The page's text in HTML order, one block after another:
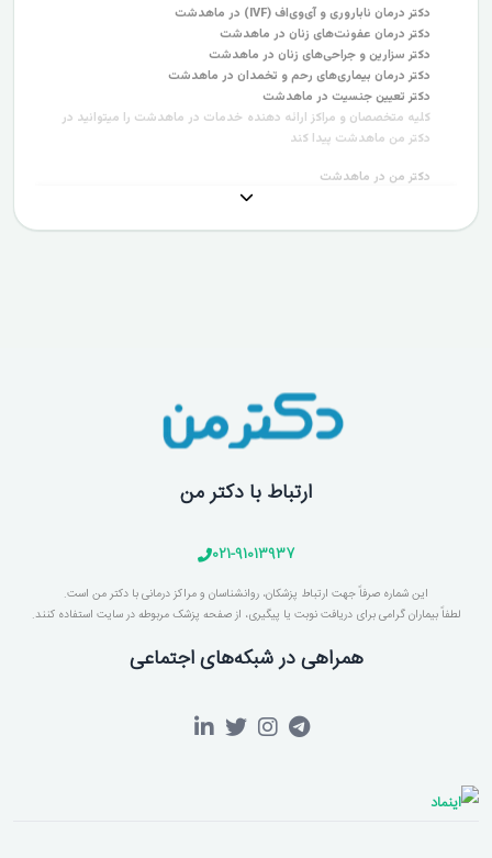
دکتر درمان ناباروری و آی‌وی‌اف (IVF) در ماهدشت
دکتر درمان عفونت‌های زنان در ماهدشت
دکتر سزارین و جراحی‌های زنان در ماهدشت
دکتر درمان بیماری‌های رحم و تخمدان در ماهدشت
دکتر تعیین جنسیت در ماهدشت
کلیه متخصصان و مراکز ارائه دهنده خدمات در ماهدشت را میتوانید در
دکتر من ماهدشت پیدا کند
دکتر من در ماهدشت
ارتباط با دکتر من
021-91013937
این شماره صرفاً جهت ارتباط پزشکان، روانشناسان و مراکز درمانی با دکتر من است.
لطفاً بیماران گرامی برای دریافت نوبت یا پیگیری، از صفحه پزشک مربوطه در سایت استفاده کنند.
همراهی در شبکه‌های اجتماعی